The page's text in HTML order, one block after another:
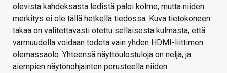
olevista kahdeksasta ledistä paloi kolme, mutta niiden
merkitys ei ole tällä hetkellä tiedossa. Kuva tietokoneen
takaa on valitettavasti otettu sellaisesta kulmasta, että
varmuudella voidaan todeta vain yhden HDMI-liittimen
olemassaolo. Yhteensä näyttöulostuloja on neljä, ja
aiempien näytönohjainten perusteella niiden